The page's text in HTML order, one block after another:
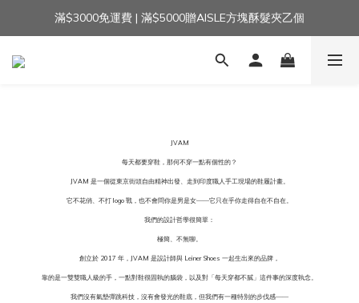
加入官方LINE｜領$100 👉
滿$3000免運費 | 滿$5000贈AISLE方塊酥髮夾乙個
加入官方LINE｜領$100 👉
JVAM
每天都要穿鞋，那何不穿一點有個性的？
JVAM 是一個從東京街頭自由精神出發、走到印度職人手工現場的鞋履計畫。
它不花俏、不打 logo 戰，也不會問你是男是女——它只在乎你走得自在不自在。
我們的設計哲學很簡單：
極簡、不無聊。
創立於 2017 年，JVAM 是設計師與 Leiner Shoes 一起生出來的品牌，
靠的是一雙雙職人級的手，一點對鞋很固執的腦袋，以及對「每天穿都不膩」這件事的深度執念。
我們沒有氣墊彈跳科技，沒有會發光的鞋底，但我們有一種特別的步伐感——